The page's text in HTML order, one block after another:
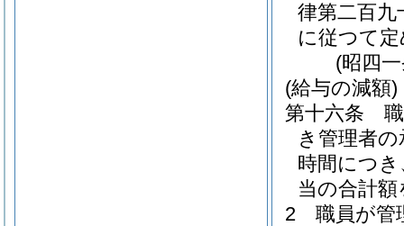
律第二百九
に従つて
(昭四
(給与の減額)
第十六条
き管理者
時間につ
当の合計
2
職員が管